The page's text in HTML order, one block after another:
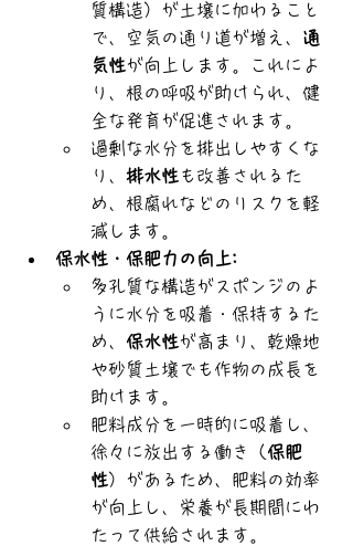
質構造）が土壌に加わること
で、空気の通り道が増え、 通
気性が向上します。これによ
り、根の呼吸が助けられ、健
全な発育が促進されます。
過剰な水分を排出しやすくな
り、 排水性 も改善されるた
め、根腐れなどのリスクを軽
減します。
保水性・保肥力の向上:
多孔質な構造がスポンジのよ
うに水分を吸着・保持するた
め、 保水性が高まり、乾燥地
や砂質土壌でも作物の成長を
助けます。
肥料成分を一時的に吸着し、
徐々に放出する働き（ 保肥
性）があるため、肥料の効率
が向上し、栄養が長期間にわ
たって供給されます。